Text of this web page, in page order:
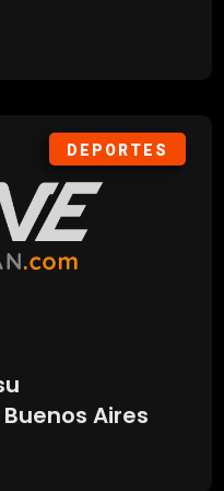
DEPORTES
Aires